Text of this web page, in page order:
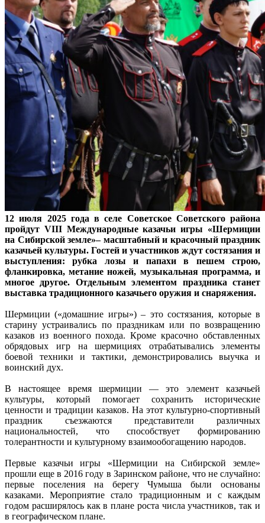
12 июля 2025 года в селе Советское Советского района
пройдут VIII Международные казачьи игры «Шермиции
на Сибирской земле»– масштабный и красочный праздник
казачьей культуры. Гостей и участников ждут состязания и
выступления: рубка лозы и папахи в пешем строю,
фланкировка, метание ножей, музыкальная программа, и
многое другое. Отдельным элементом праздника станет
выставка традиционного казачьего оружия и снаряжения.
Шермиции («домашние игры») – это состязания, которые в
старину устраивались по праздникам или по возвращению
казаков из военного похода. Кроме красочно обставленных
обрядовых игр на шермициях отрабатывались элементы
боевой техники и тактики, демонстрировались выучка и
воинский дух.
В настоящее время шермиции — это элемент казачьей
культуры, который помогает сохранить исторические
ценности и традиции казаков. На этот культурно-спортивный
праздник съезжаются представители различных
национальностей, что способствует формированию
толерантности и культурному взаимообогащению народов.
Первые казачьи игры «Шермиции на Сибирской земле»
прошли еще в 2016 году в Заринском районе, что не случайно:
первые поселения на берегу Чумыша были основаны
казаками. Мероприятие стало традиционным и с каждым
годом расширялось как в плане роста числа участников, так и
в географическом плане.